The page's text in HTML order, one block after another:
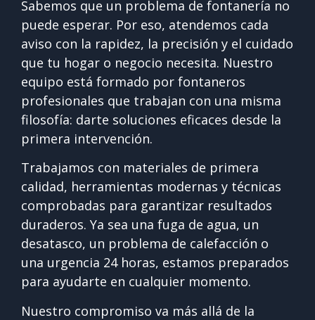
Sabemos que un problema de fontanería no
puede esperar. Por eso, atendemos cada
aviso con la rapidez, la precisión y el cuidado
que tu hogar o negocio necesita. Nuestro
equipo está formado por fontaneros
profesionales que trabajan con una misma
filosofía: darte soluciones eficaces desde la
primera intervención.
Trabajamos con materiales de primera
calidad, herramientas modernas y técnicas
comprobadas para garantizar resultados
duraderos. Ya sea una fuga de agua, un
desatasco, un problema de calefacción o
una urgencia 24 horas, estamos preparados
para ayudarte en cualquier momento.
Nuestro compromiso va más allá de la